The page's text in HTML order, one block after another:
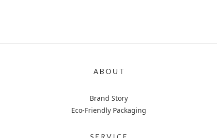
A B O U T
Brand Story
Eco-Friendly Packaging